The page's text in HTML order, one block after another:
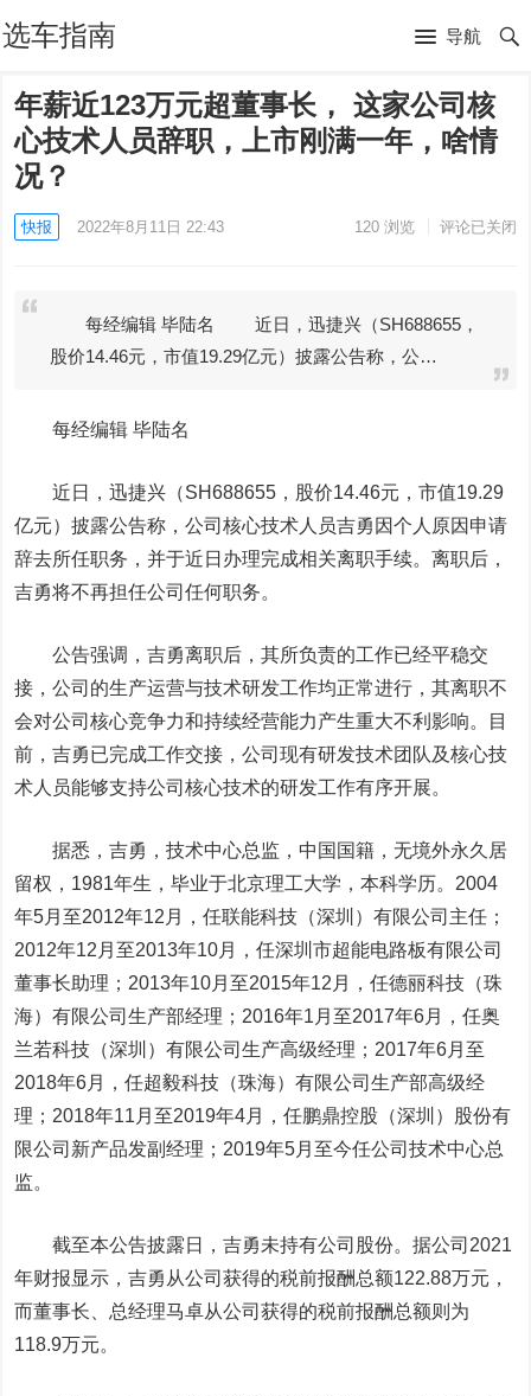
选车指南 导航
年薪近123万元超董事长， 这家公司核
心技术人员辞职，上市刚满一年，啥情
况？
快报 2022年8月11日 22:43 120浏览 评论已关闭
每经编辑 毕陆名 近日，迅捷兴（SH688655，
股价14.46元，市值19.29亿元）披露公告称，公…
每经编辑 毕陆名
近日，迅捷兴 （SH688655，股价14.46元，市值19.29
亿元）披露公告称，公司核心技术人员吉勇因个人原因申请
辞去所任职务，并于近日办理完成相关离职手续。离职后，
吉勇将不再担任公司任何职务。
公告强调，吉勇离职后，其所负责的工作已经平稳交
接，公司的生产运营与技术研发工作均正常进行，其离职不
会对公司核心竞争力和持续经营能力产生重大不利影响。目
前，吉勇已完成工作交接，公司现有研发技术团队及核心技
术人员能够支持公司核心技术的研发工作有序开展。
据悉，吉勇，技术中心总监，中国国籍，无境外永久居
留权，1981年生，毕业于北京理工大学，本科学历。2004
年5月至2012年12月，任联能科技（深圳）有限公司主任；
2012年12月至2013年10月，任深圳市超能电路板有限公司
董事长助理；2013年10月至2015年12月，任德丽科技（珠
海）有限公司生产部经理；2016年1月至2017年6月，任奥
兰若科技（深圳）有限公司生产高级经理；2017年6月至
2018年6月，任超毅科技（珠海）有限公司生产部高级经
理；2018年11月至2019年4月，任鹏鼎控股 （深圳）股份有
限公司新产品发副经理；2019年5月至今任公司技术中心总
监。
截至本公告披露日，吉勇未持有公司股份。据公司2021
年财报显示，吉勇从公司获得的税前报酬总额122.88万元，
而董事长、总经理马卓从公司获得的税前报酬总额则为
118.9万元。